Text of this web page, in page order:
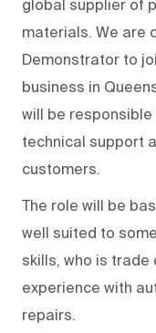
global supplier of
materials. We are
Demonstrator to
business in
will be
technical support
customers.
The role will be
well suited to
skills, who is
experience with
repairs.